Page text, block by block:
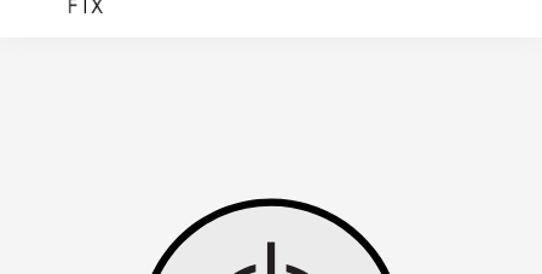
głównego